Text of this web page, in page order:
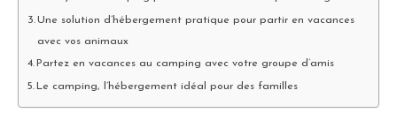
Une solution d’hébergement pratique pour partir en vacances
avec vos animaux
Partez en vacances au camping avec votre groupe d’amis
Le camping, l’hébergement idéal pour des familles